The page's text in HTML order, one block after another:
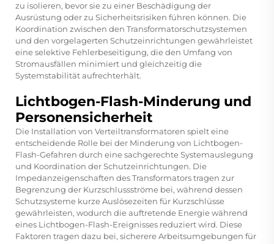
zu isolieren, bevor sie zu einer Beschädigung der
Ausrüstung oder zu Sicherheitsrisiken führen können. Die
Koordination zwischen den Transformatorschutzsystemen
und den vorgelagerten Schutzeinrichtungen gewährleistet
eine selektive Fehlerbeseitigung, die den Umfang von
Stromausfällen minimiert und gleichzeitig die
Systemstabilität aufrechterhält.
Lichtbogen-Flash-Minderung und
Personensicherheit
Die Installation von Verteiltransformatoren spielt eine
entscheidende Rolle bei der Minderung von Lichtbogen-
Flash-Gefahren durch eine sachgerechte Systemauslegung
und Koordination der Schutzeinrichtungen. Die
Impedanzeigenschaften des Transformators tragen zur
Begrenzung der Kurzschlussströme bei, während dessen
Schutzsysteme kurze Auslösezeiten für Kurzschlüsse
gewährleisten, wodurch die auftretende Energie während
eines Lichtbogen-Flash-Ereignisses reduziert wird. Diese
Faktoren tragen dazu bei, sicherere Arbeitsumgebungen für